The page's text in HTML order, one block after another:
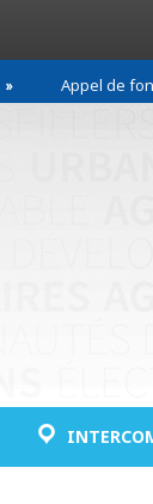
Appel de fonds